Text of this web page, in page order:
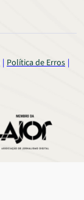
Política de Erros